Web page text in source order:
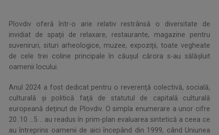
Plovdiv oferă într-o arie relativ restrânsă o diversitate de
invidiat de spaţii de relaxare, restaurante, magazine pentru
suveniruri, situri arheologice, muzee, expoziţii, toate vegheate
de cele trei coline principale în căuşul cărora s-au sălăşluit
oamenii locului.
Anul 2024 a fost dedicat pentru o reverenţă colectivă, socială,
culturală şi politică faţă de statutul de capitală culturală
europeană deţinut de Plovdiv. O simpla enumerare a unor cifre
20..10 …5 .. au readus în prim-plan evaluarea sintetică a ceea ce
au întreprins oamenii de aici începând din 1999, când Uniunea